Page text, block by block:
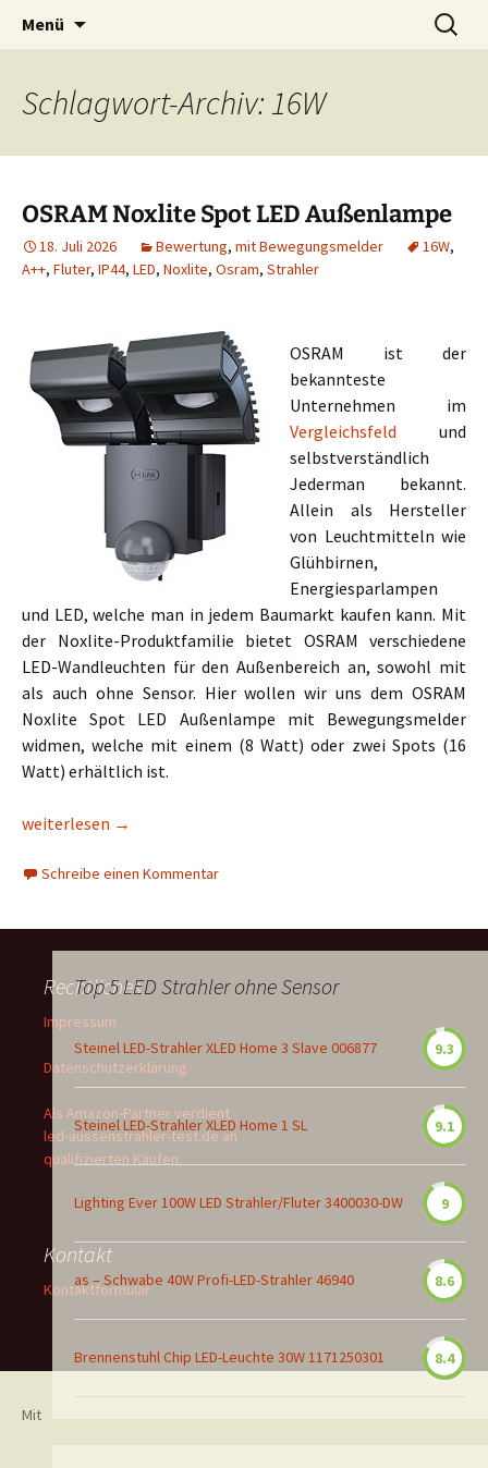
Menü
Suchen
nach:
Schlagwort-Archiv: 16W
OSRAM Noxlite Spot LED Außenlampe
18. Juli 2026 Bewertung, mit Bewegungsmelder 16W,
A++, Fluter, IP44, LED, Noxlite, Osram, Strahler
OSRAM ist der
bekannteste
Unternehmen im
Vergleichsfeld und
selbstverständlich
Jederman bekannt.
Allein als Hersteller
von Leuchtmitteln wie
Glühbirnen,
Energiesparlampen
und LED, welche man in jedem Baumarkt kaufen kann. Mit
der Noxlite-Produktfamilie bietet OSRAM verschiedene
LED-Wandleuchten für den Außenbereich an, sowohl mit
als auch ohne Sensor. Hier wollen wir uns dem OSRAM
Noxlite Spot LED Außenlampe mit Bewegungsmelder
widmen, welche mit einem (8 Watt) oder zwei Spots (16
Watt) erhältlich ist.
OSRAM Noxlite Spot LED Außenlampe
weiterlesen →
Schreibe einen Kommentar
Top 5 LED Strahler ohne Sensor
Steinel LED-Strahler XLED Home 3 Slave 006877 9.3
Steinel LED-Strahler XLED Home 1 SL 9.1
Lighting Ever 100W LED Strahler/Fluter 3400030-DW 9
as – Schwabe 40W Profi-LED-Strahler 46940 8.6
Brennenstuhl Chip LED-Leuchte 30W 1171250301 8.4
Rechtliches
Impressum
Datenschutzerklärung
Als Amazon-Partner verdient
led-aussenstrahler-test.de an
qualifizierten Käufen
Kontakt
Kontaktformular
Mit